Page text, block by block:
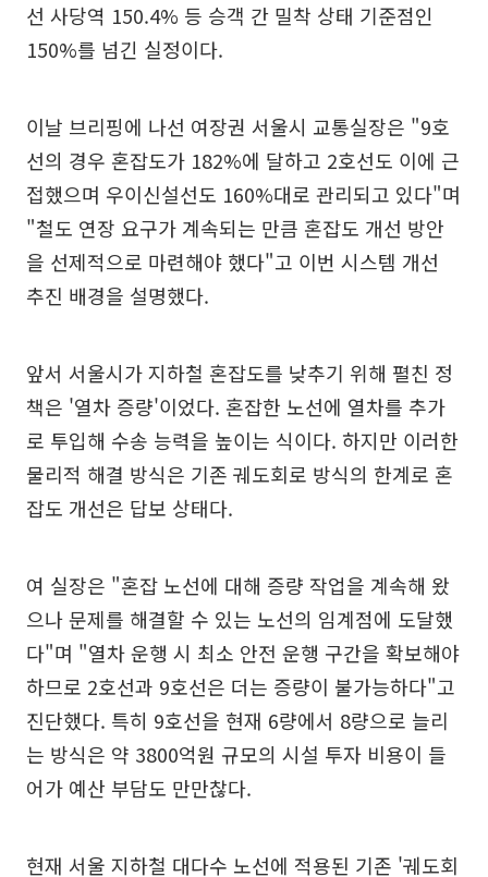
선 사당역 150.4% 등 승객 간 밀착 상태 기준점인
150%를 넘긴 실정이다.
이날 브리핑에 나선 여장권 서울시 교통실장은 "9호
선의 경우 혼잡도가 182%에 달하고 2호선도 이에 근
접했으며 우이신설선도 160%대로 관리되고 있다"며
"철도 연장 요구가 계속되는 만큼 혼잡도 개선 방안
을 선제적으로 마련해야 했다"고 이번 시스템 개선
추진 배경을 설명했다.
앞서 서울시가 지하철 혼잡도를 낮추기 위해 펼친 정
책은 '열차 증량'이었다. 혼잡한 노선에 열차를 추가
로 투입해 수송 능력을 높이는 식이다. 하지만 이러한
물리적 해결 방식은 기존 궤도회로 방식의 한계로 혼
잡도 개선은 답보 상태다.
여 실장은 "혼잡 노선에 대해 증량 작업을 계속해 왔
으나 문제를 해결할 수 있는 노선의 임계점에 도달했
다"며 "열차 운행 시 최소 안전 운행 구간을 확보해야
하므로 2호선과 9호선은 더는 증량이 불가능하다"고
진단했다. 특히 9호선을 현재 6량에서 8량으로 늘리
는 방식은 약 3800억원 규모의 시설 투자 비용이 들
어가 예산 부담도 만만찮다.
현재 서울 지하철 대다수 노선에 적용된 기존 '궤도회